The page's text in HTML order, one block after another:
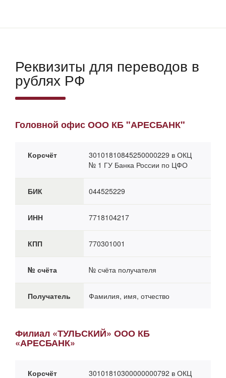
Реквизиты для переводов в
рублях РФ
Головной офис ООО КБ "АРЕСБАНК"
Корсчёт
30101810845250000229 в ОКЦ
№ 1 ГУ Банка России по ЦФО
БИК 044525229
ИНН 7718104217
КПП 770301001
№ счёта № счёта получателя
Получатель Фамилия, имя, отчество
Филиал «ТУЛЬСКИЙ» ООО КБ
«АРЕСБАНК»
Корсчёт 30101810300000000792 в ОКЦ